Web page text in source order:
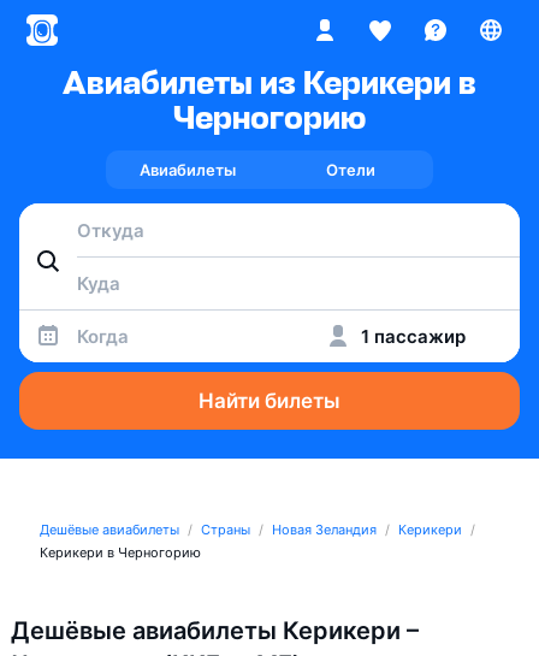
Авиабилеты из Керикери в
Черногорию
Авиабилеты Отели
Когда 1 пассажир
Найти билеты
Дешёвые авиабилеты Страны Новая Зеландия
Керикери
Керикери в Черногорию
Дешёвые авиабилеты Керикери –